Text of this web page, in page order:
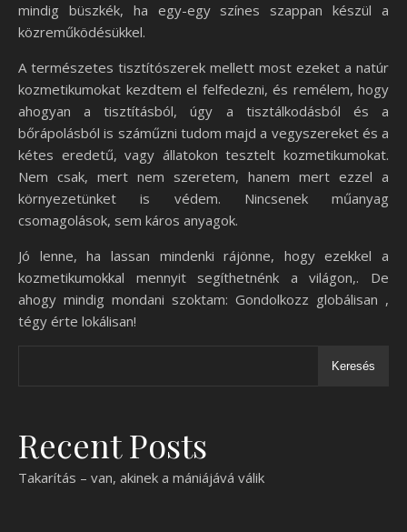
mindig büszkék, ha egy-egy színes szappan készül a
közreműködésükkel.
A természetes tisztítószerek mellett most ezeket a natúr
kozmetikumokat kezdtem el felfedezni, és remélem, hogy
ahogyan a tisztításból, úgy a tisztálkodásból és a
bőrápolásból is száműzni tudom majd a vegyszereket és a
kétes eredetű, vagy állatokon tesztelt kozmetikumokat.
Nem csak, mert nem szeretem, hanem mert ezzel a
környezetünket is védem. Nincsenek műanyag
csomagolások, sem káros anyagok.
Jó lenne, ha lassan mindenki rájönne, hogy ezekkel a
kozmetikumokkal mennyit segíthetnénk a világon,. De
ahogy mindig mondani szoktam: Gondolkozz globálisan ,
tégy érte lokálisan!
Keresés
Recent Posts
Takarítás – van, akinek a mániájává válik